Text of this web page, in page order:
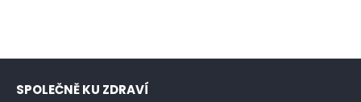
SPOLEČNĚ KU ZDRAVÍ